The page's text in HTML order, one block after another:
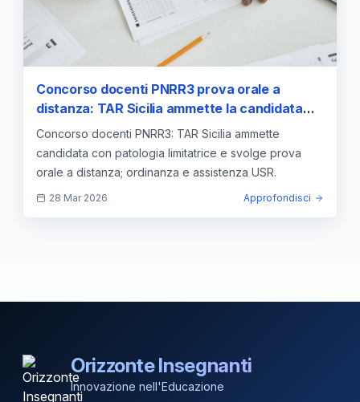
Concorso docenti PNRR3 prova orale a
distanza: TAR Sicilia ammette la candidata
con patologia limitatrice dell’autonomia
Concorso docenti PNRR3: TAR Sicilia ammette
candidata con patologia limitatrice e svolge prova
orale a distanza; ordinanza e assistenza USR.
28 Mar 2026 Approfondisci
Orizzonte Insegnanti
Innovazione nell'Educazione